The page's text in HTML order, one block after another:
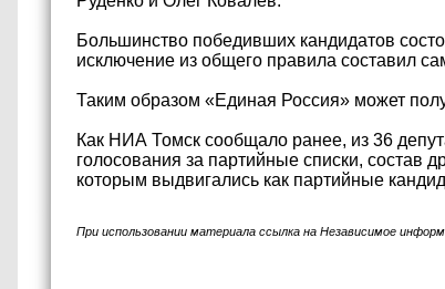
Большинство победивших кандидатов
исключение из общего правила составил
Таким образом «Единая Россия» может
Как НИА Томск сообщало ранее, из 36
голосования за партийные списки, состав
которым выдвигались как партийные
При использовании материала ссылка на Независимое